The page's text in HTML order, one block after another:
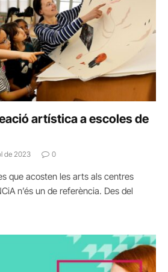
artística a escoles de
de 2023 0
que acosten les arts als centres
n’és un de referència. Des del